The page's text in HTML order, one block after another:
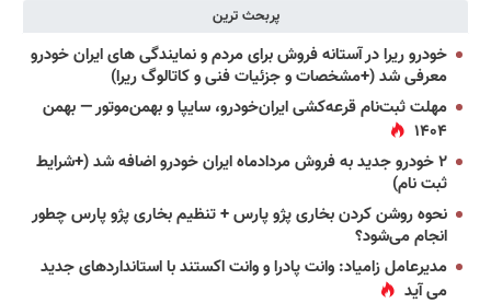
پربحث ترین
خودرو ریرا در آستانه فروش برای مردم و نمایندگی های ایران خودرو
معرفی شد (+مشخصات و جزئیات فنی و کاتالوگ ریرا)
مهلت ثبت‌نام قرعه‌کشی ایران‌خودرو، سایپا و بهمن‌موتور — بهمن
۱۴۰۴
۲ خودرو جدید به فروش مردادماه ایران خودرو اضافه شد (+شرایط
ثبت نام)
نحوه روشن کردن بخاری پژو پارس + تنظیم بخاری پژو پارس چطور
انجام می‌شود؟
مدیرعامل زامیاد: وانت پادرا و وانت اکستند با استانداردهای جدید
می آید